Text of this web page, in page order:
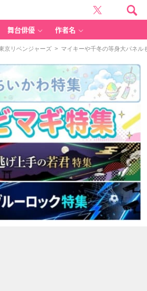
舞台俳優 作者名
京リベンジャーズ > マイキーや千冬の等身大パネル